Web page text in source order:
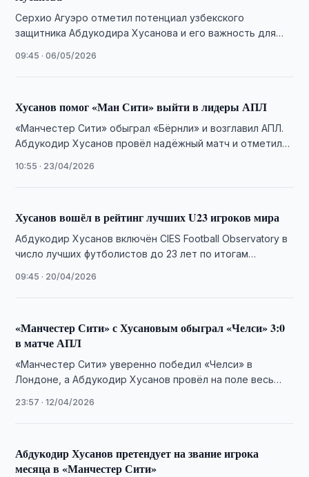
Серхио Агуэро отметил потенциал узбекского
защитника Абдукодира Хусанова и его важность для
09:45 · 06/05/2026
Хусанов помог «Ман Сити» выйти в лидеры АПЛ
«Манчестер Сити» обыграл «Бёрнли» и возглавил АПЛ.
Абдукодир Хусанов провёл надёжный матч и отметился
10:55 · 23/04/2026
Хусанов вошёл в рейтинг лучших U23 игроков мира
Абдукодир Хусанов включён CIES Football Observatory в
число лучших футболистов до 23 лет по итогам
09:45 · 20/04/2026
«Манчестер Сити» с Хусановым обыграл «Челси» 3:0
в матче АПЛ
«Манчестер Сити» уверенно победил «Челси» в
Лондоне, а Абдукодир Хусанов провёл на поле весь
23:57 · 12/04/2026
Абдукодир Хусанов претендует на звание игрока
месяца в «Манчестер Сити»